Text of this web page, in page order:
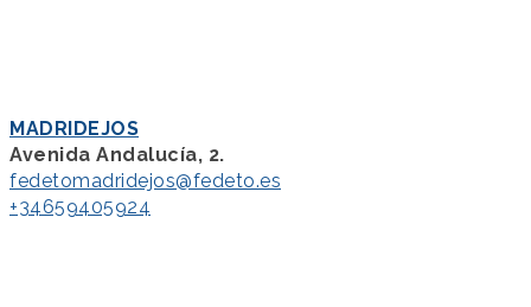
MADRIDEJOS
Avenida Andalucía, 2.
fedetomadridejos@fedeto.es
+34659405924